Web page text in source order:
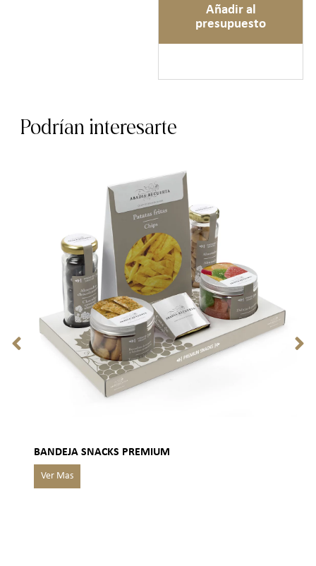
Añadir al
presupuesto
Podrían interesarte
BANDEJA SNACKS PREMIUM